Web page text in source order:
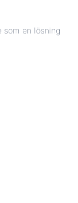
som en lösning